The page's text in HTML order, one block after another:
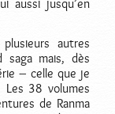
aussi jusqu’en
autres
saga mais, dès
– celle que je
Les 38 volumes
de Ranma